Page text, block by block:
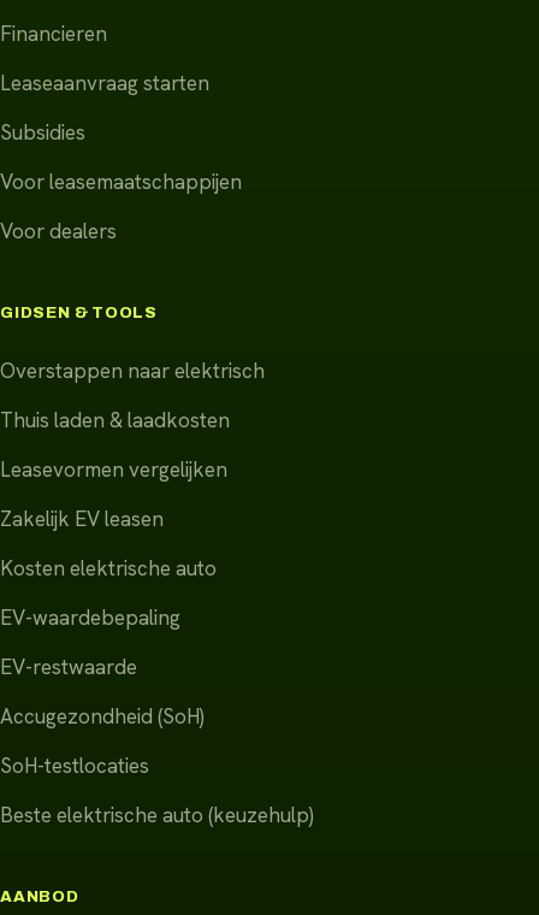
Financieren
Leaseaanvraag starten
Subsidies
Voor leasemaatschappijen
Voor dealers
GIDSEN & TOOLS
Overstappen naar elektrisch
Thuis laden & laadkosten
Leasevormen vergelijken
Zakelijk EV leasen
Kosten elektrische auto
EV-waardebepaling
EV-restwaarde
Accugezondheid (SoH)
SoH-testlocaties
Beste elektrische auto (keuzehulp)
AANBOD